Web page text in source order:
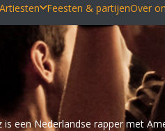
Artiesten Feesten & partijenOver
is een Nederlandse rapper met